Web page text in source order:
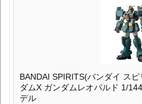
BANDAI SPIRITS(バンダイ ス
ダムX ガンダムレオパルド 1/
デル